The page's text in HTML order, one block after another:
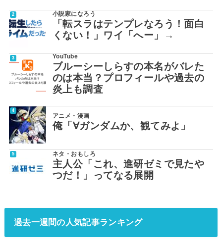
小説家になろう
「転スラはテンプレなろう！面白
くない！」ワイ「へー」→
YouTube
ブルーシーしらすの本名がバレた
のは本当？プロフィールや過去の
炎上も調査
アニメ・漫画
俺「∀ガンダムか、観てみよ」
ネタ・おもしろ
主人公「これ、進研ゼミで見たや
つだ！」ってなる展開
過去一週間の人気記事ランキング